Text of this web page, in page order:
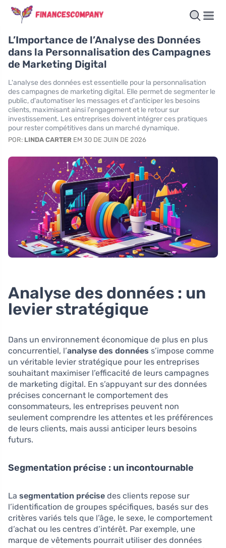
L’Importance de l’Analyse des Données
dans la Personnalisation des Campagnes
de Marketing Digital
L'analyse des données est essentielle pour la personnalisation
des campagnes de marketing digital. Elle permet de segmenter le
public, d'automatiser les messages et d'anticiper les besoins
clients, maximisant ainsi l'engagement et le retour sur
investissement. Les entreprises doivent intégrer ces pratiques
pour rester compétitives dans un marché dynamique.
POR: LINDA CARTER EM 30 DE JUIN DE 2026
Analyse des données : un
levier stratégique
Dans un environnement économique de plus en plus
concurrentiel, l’analyse des données s’impose comme
un véritable levier stratégique pour les entreprises
souhaitant maximiser l’efficacité de leurs campagnes
de marketing digital. En s’appuyant sur des données
précises concernant le comportement des
consommateurs, les entreprises peuvent non
seulement comprendre les attentes et les préférences
de leurs clients, mais aussi anticiper leurs besoins
futurs.
Segmentation précise : un incontournable
La segmentation précise des clients repose sur
l’identification de groupes spécifiques, basés sur des
critères variés tels que l’âge, le sexe, le comportement
d’achat ou les centres d’intérêt. Par exemple, une
marque de vêtements pourrait utiliser des données